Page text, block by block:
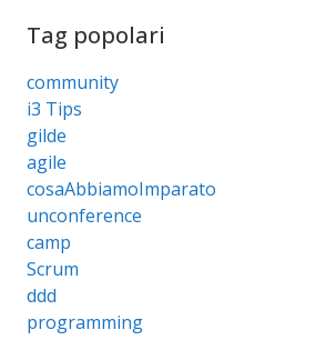
Tag popolari
community
i3 Tips
gilde
agile
cosaAbbiamoImparato
unconference
camp
Scrum
ddd
programming